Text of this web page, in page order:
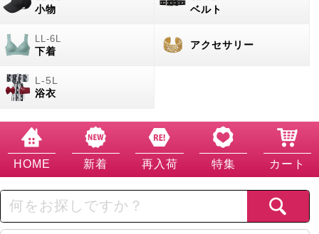
小物 ベルト
下着
アクセサリー
浴衣
HOME 新着 再入荷 特集 カート